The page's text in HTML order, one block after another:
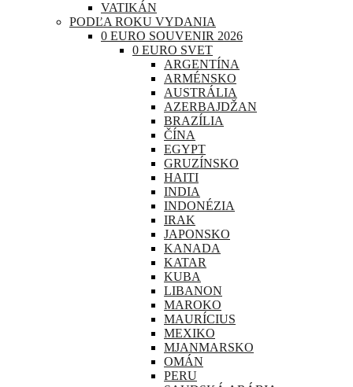
VATIKÁN
PODĽA ROKU VYDANIA
0 EURO SOUVENIR 2026
0 EURO SVET
ARGENTÍNA
ARMÉNSKO
AUSTRÁLIA
AZERBAJDŽAN
BRAZÍLIA
ČÍNA
EGYPT
GRUZÍNSKO
HAITI
INDIA
INDONÉZIA
IRAK
JAPONSKO
KANADA
KATAR
KUBA
LIBANON
MAROKO
MAURÍCIUS
MEXIKO
MJANMARSKO
OMÁN
PERU